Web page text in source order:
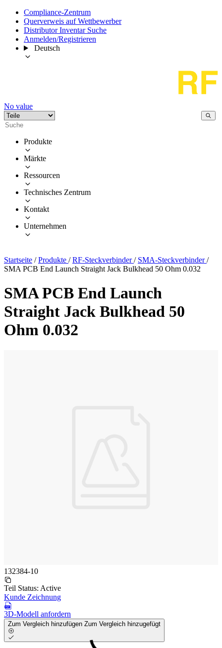
Compliance-Zentrum
Querverweis auf Wettbewerber
Distributor Inventar Suche
Anmelden/Registrieren
Deutsch
No value
Produkte
Märkte
Ressourcen
Technisches Zentrum
Kontakt
Unternehmen
Startseite / Produkte / RF-Steckverbinder/ SMA-Steckverbinder/
SMA PCB End Launch Straight Jack Bulkhead 50 Ohm 0.032
SMA PCB End Launch
Straight Jack Bulkhead 50
Ohm 0.032
132384-10
Teil Status: Active
Kunde Zeichnung
3D-Modell anfordern
Zum Vergleich hinzufügen Zum Vergleich hinzugefügt